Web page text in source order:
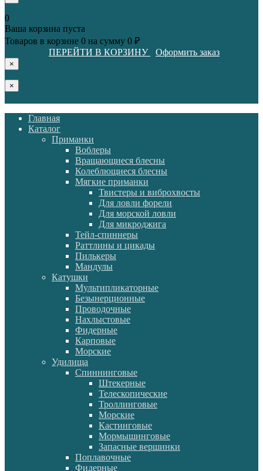
0
Ваша корзина пуста
Товаров в корзине 0 на сумму 0 ₽
ПЕРЕЙТИ В КОРЗИНУ
Оформить заказ
×
×
Главная
Каталог
Приманки
Воблеры
Вращающиеся блесны
Колеблющиеся блесны
Мягкие приманки
Твистеры и виброхвосты
Для ловли форели
Для морской ловли
Для микроджига
Тейл-спиннеры
Раттлины и цикады
Пилькеры
Мандулы
Катушки
Мультипликаторные
Безынерционные
Проводочные
Нахлыстовые
Фидерные
Карповые
Морские
Удилища
Спиннинговые
Штекерные
Телескопические
Троллинговые
Морские
Кастинговые
Мормышинговые
Запасные вершинки
Поплавочные
Фидерные